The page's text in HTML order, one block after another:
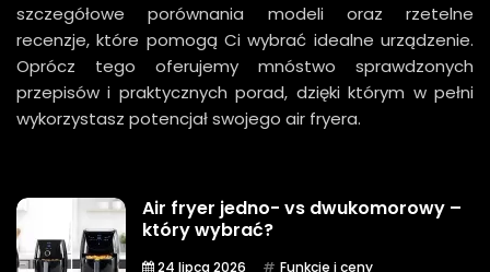
szczegółowe porównania modeli oraz rzetelne
recenzje, które pomogą Ci wybrać idealne urządzenie.
Oprócz tego oferujemy mnóstwo sprawdzonych
przepisów i praktycznych porad, dzięki którym w pełni
wykorzystasz potencjał swojego air fryera.
Air fryer jedno- vs dwukomorowy –
który wybrać?
24 lipca 2026 Funkcje i ceny